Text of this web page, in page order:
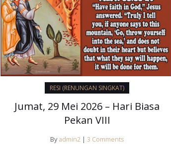
RESI (RENUNGAN SINGKAT)
Jumat, 29 Mei 2026 – Hari Biasa
Pekan VIII
By admin2 | 3 Comments